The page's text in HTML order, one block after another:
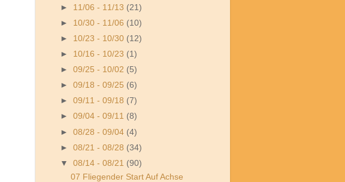
► 11/06 - 11/13 (21)
► 10/30 - 11/06 (10)
► 10/23 - 10/30 (12)
► 10/16 - 10/23 (1)
►09/25 - 10/02 (5)
►09/18 - 09/25 (6)
►09/11 - 09/18 (7)
►09/04 - 09/11 (8)
►08/28 - 09/04 (4)
►08/21 - 08/28 (34)
▼08/14 - 08/21 (90)
07 Fliegender Start Auf Achse